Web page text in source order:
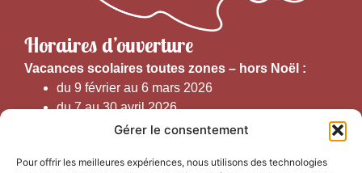
Gérer le consentement
Pour offrir les meilleures expériences, nous utilisons des technologies
Horaires d’ouverture
Vacances scolaires toutes zones – hors Noël :
du 9 février au 6 mars 2026
du 7 au 30 avril 2026
du 1er juin au 30 septembre 2026